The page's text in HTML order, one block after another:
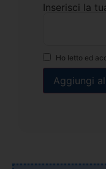
Inserisci la
Ho letto ed